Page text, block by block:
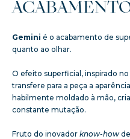
Gemini é o acabamento de
quanto ao olhar.
O efeito superficial, inspirado
transfere para a peça a
habilmente moldado à mão,
constante mutação.
Fruto do inovador know-howde